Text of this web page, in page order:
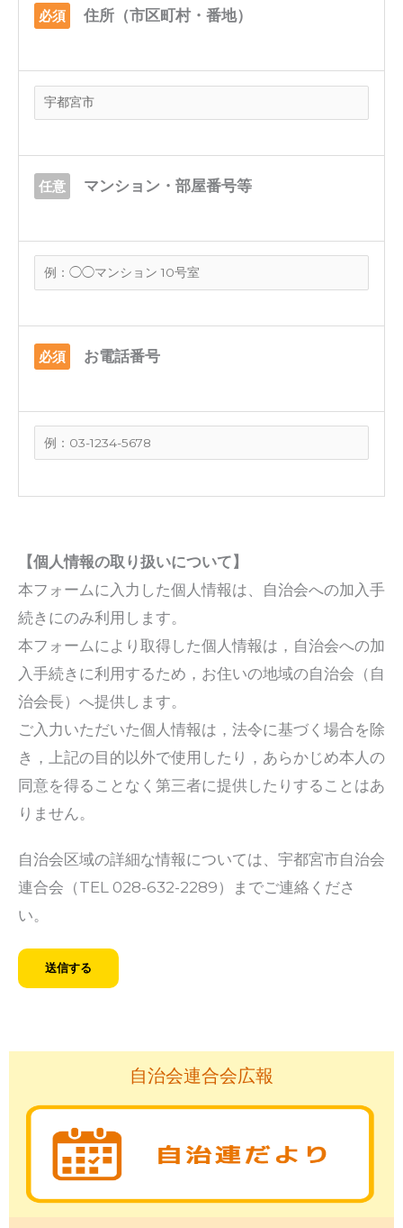
必須 住所（市区町村・番地）
任意 マンション・部屋番号等
必須 お電話番号
【個人情報の取り扱いについて】
本フォームに入力した個人情報は、自治会への加入手
続きにのみ利用します。
本フォームにより取得した個人情報は，自治会への加
入手続きに利用するため，お住いの地域の自治会（自
治会長）へ提供します。
ご入力いただいた個人情報は，法令に基づく場合を除
き，上記の目的以外で使用したり，あらかじめ本人の
同意を得ることなく第三者に提供したりすることはあ
りません。
自治会区域の詳細な情報については、宇都宮市自治会
連合会（TEL 028-632-2289）までご連絡くださ
い。
自治会連合会広報